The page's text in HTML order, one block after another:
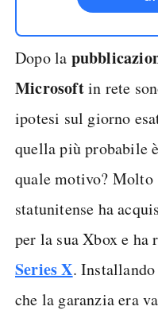
Dopo la
Microsoftin rete
ipotesi sul giorno
quella più probabile
quale motivo? Molto
statunitense ha
per la sua Xbox e
Series X.
che la garanzia era